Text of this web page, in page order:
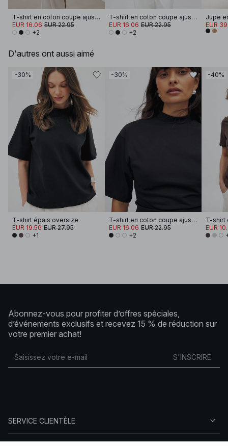
T-shirt en coton coupe ajustée à encolure cheminée
EUR 16.06 EUR 22.95
+2
T-shirt en coton coupe ajustée à encolure cheminée
EUR 16.06 EUR 22.95
+2
Jupe
EUR
D'autres ont aussi aimé
-30%
T-shirt épais oversize
EUR 19.56 EUR 27.95
+1
-30%
T-shirt en coton coupe ajustée à encolure cheminée
EUR 16.06 EUR 22.95
+2
-40%
T-shirt
EUR
Abonnez-vous pour profiter d’offres spéciales,
d’événements exclusifs et recevez 15 % de réduction sur
votre premier achat!
S'INSCRIRE
SERVICE CLIENTÈLE